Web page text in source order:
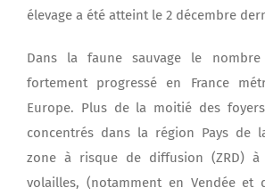
élevage a été atteint le 2 décembre
Dans la faune sauvage le
fortement progressé en France
Europe. Plus de la moitié des
concentrés dans la région Pays de
zone à risque de diffusion (ZRD)
volailles, (notamment en Vendée et